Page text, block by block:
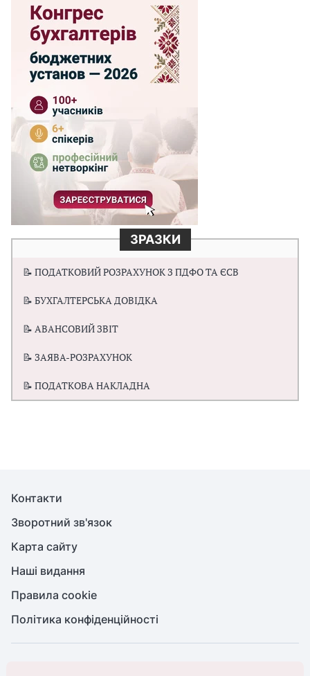
ЗРАЗКИ
📝 ПОДАТКОВИЙ РОЗРАХУНОК З ПДФО ТА ЄСВ
📝 БУХГАЛТЕРСЬКА ДОВІДКА
📝 АВАНСОВИЙ ЗВІТ
📝 ЗАЯВА-РОЗРАХУНОК
📝 ПОДАТКОВА НАКЛАДНА
Контакти
Зворотний зв'язок
Карта сайту
Наші видання
Правила cookie
Політика конфіденційності